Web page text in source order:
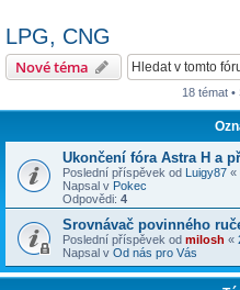
LPG, CNG
Nové téma
18 témat
Ukončení fóra Astra H a
Poslední příspěvek od Luigy87 «
Napsal v Pokec
Odpovědi: 4
Srovnávač povinného
Poslední příspěvek od milosh «
Napsal v Od nás pro Vás